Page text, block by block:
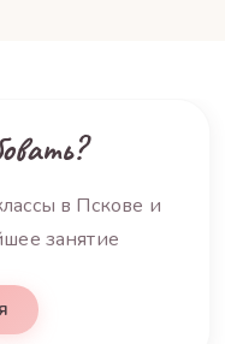
в Пскове и
занятие